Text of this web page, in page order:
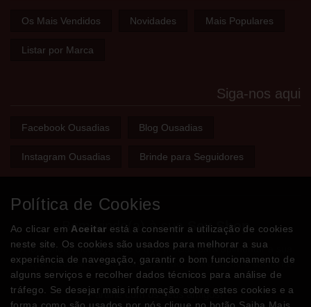
Os Mais Vendidos Novidades Mais Populares
Listar por Marca
Siga-nos aqui
Facebook Ousadias Blog Ousadias
Instagram Ousadias Brinde para Seguidores
Bem-vindo(a) à sua Sex Shop
A loja onde encontra tudo o que precisa para apimentar a sua
relação e tornar o sexo mais divertido, interessante e excitante!
Partilhe com os seus amigos!
Política de Cookies
Ao clicar em Aceitar está a consentir a utilização de cookies
neste site. Os cookies são usados para melhorar a sua
experiência de navegação, garantir o bom funcionamento de
alguns serviços e recolher dados técnicos para análise de
tráfego. Se desejar mais informação sobre estes cookies e a